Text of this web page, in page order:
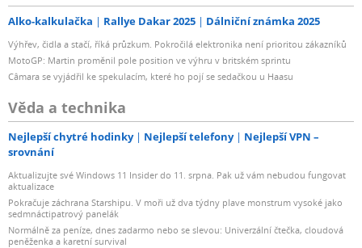
Alko-kalkulačka Rallye Dakar 2025 Dálniční známka 2025
Výhřev, čidla a stačí, říká průzkum. Pokročilá elektronika není prioritou zákazníků
MotoGP: Martin proměnil pole position ve výhru v britském sprintu
Câmara se vyjádřil ke spekulacím, které ho pojí se sedačkou u Haasu
Věda a technika
Nejlepší chytré hodinky Nejlepší telefony
Nejlepší VPN –
srovnání
Aktualizujte své Windows 11 Insider do 11. srpna. Pak už vám nebudou fungovat
aktualizace
Pokračuje záchrana Starshipu. V moři už dva týdny plave monstrum vysoké jako
sedmnáctipatrový panelák
Normálně za peníze, dnes zadarmo nebo se slevou: Univerzální čtečka, cloudová
peněženka a karetní survival